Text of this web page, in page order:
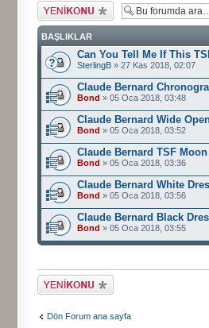
Yeni bir başlık
gönder
BAŞLIKLAR
Can You Tell Me If This
SterlingB » 27 Kas 2018, 02:07
Claude Bernard
Bond » 05 Oca 2018, 03:48
Claude Bernard Wide
Bond » 05 Oca 2018, 03:52
Claude Bernard TSF
Bond » 05 Oca 2018, 03:36
Claude Bernard White
Bond » 05 Oca 2018, 03:56
Claude Bernard Black
Bond » 05 Oca 2018, 03:55
Yeni bir başlık
gönder
Dön Forum ana sayfa